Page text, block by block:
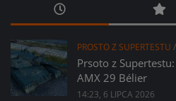
PROSTO Z SUPERTESTU /
Prsoto z
AMX 29 Bélier
14:23, 6 LIPCA 2026